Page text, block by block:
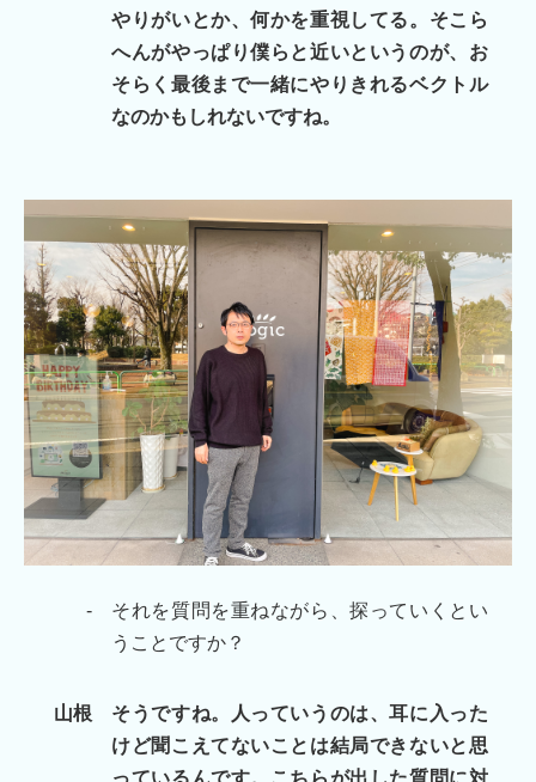
やりがいとか、何かを重視してる。そこら
へんがやっぱり僕らと近いというのが、お
そらく最後まで一緒にやりきれるベクトル
なのかもしれないですね。
-
それを質問を重ねながら、探っていくとい
うことですか？
山根
そうですね。人っていうのは、耳に入った
けど聞こえてないことは結局できないと思
っているんです。こちらが出した質問に対